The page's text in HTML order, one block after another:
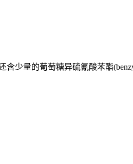
少量的葡萄糖异硫氰酸苯酯